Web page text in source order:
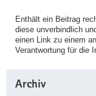
Enthält ein Beitrag
diese unverbindlich
einen Link zu einem
Verantwortung für die
Archiv